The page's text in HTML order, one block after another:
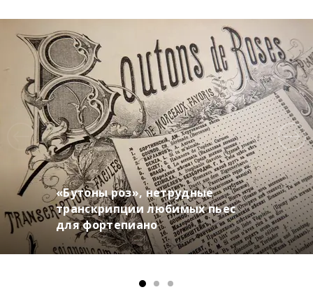
«Бутоны роз», нетрудные
транскрипции любимых пьес
для фортепиано